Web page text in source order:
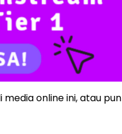
online ini, atau pun